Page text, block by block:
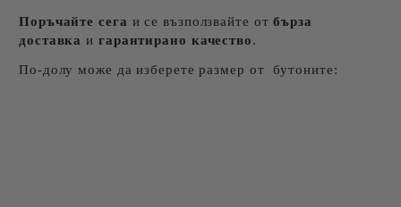
Поръчайте сега и се възползвайте отбърза
доставка и гарантирано качество.
По-долу може да изберете размер от бутоните: